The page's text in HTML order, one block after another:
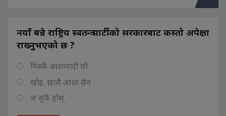
नयाँ बन्ने राष्ट्रिय स्वतन्त्र पार्टीको सरकारबाट कस्तो अपेक्षा
राख्नुभएको छ ?
निक्कै आशावादी छौ
खोइ, खासै आशा छैन
ज सुकै होस्